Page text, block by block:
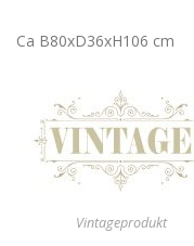
Ca B80xD36xH106 cm
Vintageprodukt